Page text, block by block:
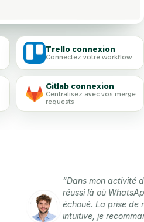
Trello connexion
Connectez votre workflow
Gitlab connexion
Centralisez avec vos merge
requests
“Dans mon activité de
réussi là où WhatsApp,
échoué. La prise de note
intuitive, je recommande